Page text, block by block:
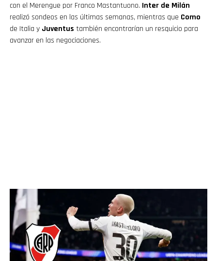
con el Merengue por Franco Mastantuono. Inter de Milán
realizó sondeos en las últimas semanas, mientras que Como
de Italia y Juventus también encontrarían un resquicio para
avanzar en las negociaciones.